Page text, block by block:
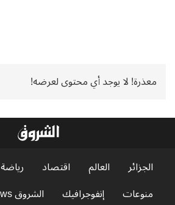
معذرة! لا يوجد أي محتوى لعرضه!
الجزائر العالم اقتصاد رياضة
منوعات
إنفوجرافيك الشروق News